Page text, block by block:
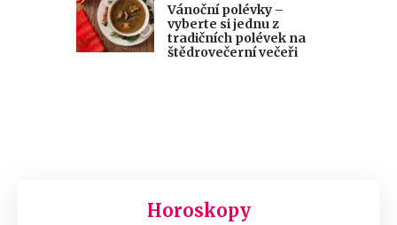
Vánoční polévky –
vyberte si jednu z
tradičních polévek na
štědrovečerní večeři
Horoskopy